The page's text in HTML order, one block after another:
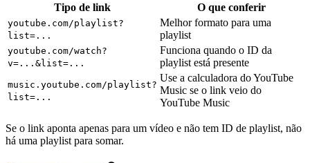
Tipo de link O que conferir
youtube.com/playlist?
list=...
Melhor formato para uma
playlist
youtube.com/watch?
v=...&list=...
Funciona quando o ID da
playlist está presente
music.youtube.com/playlist?
list=...
Use a calculadora do YouTube
Music se o link veio do
YouTube Music
Se o link aponta apenas para um vídeo e não tem ID de playlist, não
há uma playlist para somar.